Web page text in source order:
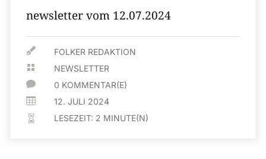
newsletter vom 12.07.2024
 FOLKER REDAKTION
 NEWSLETTER
 0 KOMMENTAR(E)
 12. JULI 2024
 LESEZEIT: 2 MINUTE(N)